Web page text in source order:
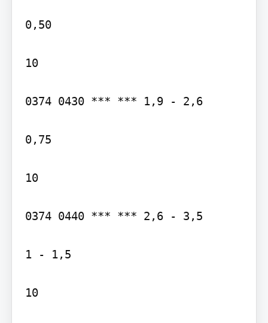
0,50
10
0374 0430 *** *** 1,9 - 2,6
0,75
10
0374 0440 *** *** 2,6 - 3,5
1 - 1,5
10